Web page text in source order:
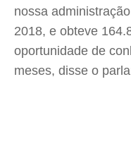
nossa
2018, e obteve
oportunidade de
meses, disse o